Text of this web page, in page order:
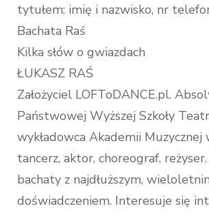
tytułem: imię i nazwisko, nr
Bachata Raś
Kilka słów o gwiazdach
ŁUKASZ RAŚ
Założyciel LOFToDANCE.pl.
Państwowej Wyższej Szkoły
wykładowca Akademii Muzycznej
tancerz, aktor, choreograf,
bachaty z najdłuższym,
doświadczeniem. Interesuje się